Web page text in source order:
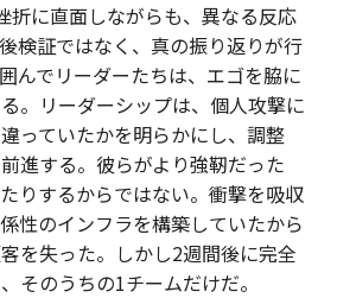
折に直面しながらも、異なる反応
検証ではなく、真の振り返りが行
んでリーダーたちは、エゴを脇に
。リーダーシップは、個人攻撃に
っていたかを明らかにし、調整
進する。彼らがより強靭だった
りするからではない。衝撃を吸収
性のインフラを構築していたから
を失った。しかし2週間後に完全
そのうちの1チームだけだ。